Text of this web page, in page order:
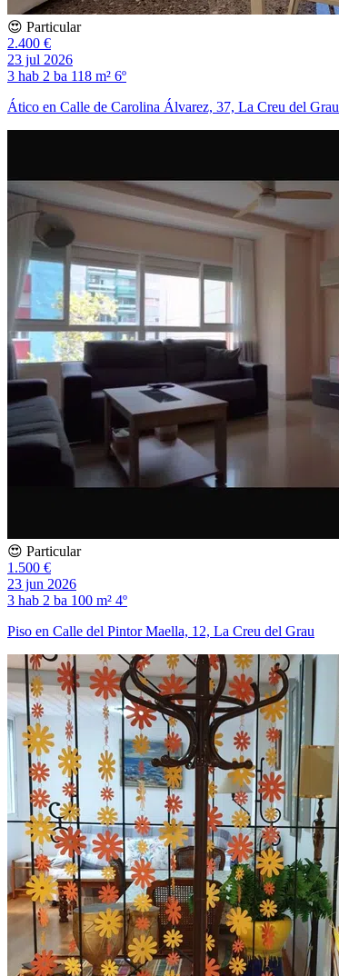
😍 Particular
2.400 €
23 jul 2026
3 hab 2 ba 118 m² 6º
Ático en Calle de Carolina Álvarez, 37, La Creu del Grau
😍 Particular
1.500 €
23 jun 2026
3 hab 2 ba 100 m² 4º
Piso en Calle del Pintor Maella, 12, La Creu del Grau